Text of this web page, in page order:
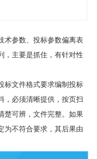
术参数、投标参数偏离表
，主要是抓住，有针对性
标文件格式要求编制投标
，必须清晰提供，按页扫
楚可辨，文件完整。如果
为不符合要求，其后果由